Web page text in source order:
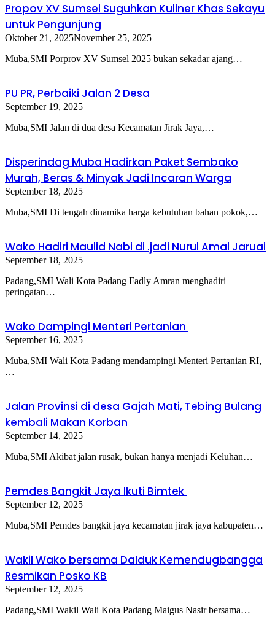
Propov XV Sumsel Suguhkan Kuliner Khas Sekayu
untuk Pengunjung
Oktober 21, 2025November 25, 2025
Muba,SMI Porprov XV Sumsel 2025 bukan sekadar ajang…
PU PR, Perbaiki Jalan 2 Desa
September 19, 2025
Muba,SMI Jalan di dua desa Kecamatan Jirak Jaya,…
Disperindag Muba Hadirkan Paket Sembako
Murah, Beras & Minyak Jadi Incaran Warga
September 18, 2025
Muba,SMI Di tengah dinamika harga kebutuhan bahan pokok,…
Wako Hadiri Maulid Nabi di .jadi Nurul Amal Jaruai
September 18, 2025
Padang,SMI Wali Kota Padang Fadly Amran menghadiri
peringatan…
Wako Dampingi Menteri Pertanian
September 16, 2025
Muba,SMI Wali Kota Padang mendampingi Menteri Pertanian RI,
…
Jalan Provinsi di desa Gajah Mati, Tebing Bulang
kembali Makan Korban
September 14, 2025
Muba,SMI Akibat jalan rusak, bukan hanya menjadi Keluhan…
Pemdes Bangkit Jaya Ikuti Bimtek
September 12, 2025
Muba,SMI Pemdes bangkit jaya kecamatan jirak jaya kabupaten…
Wakil Wako bersama Dalduk Kemendugbangga
Resmikan Posko KB
September 12, 2025
Padang,SMI Wakil Wali Kota Padang Maigus Nasir bersama…